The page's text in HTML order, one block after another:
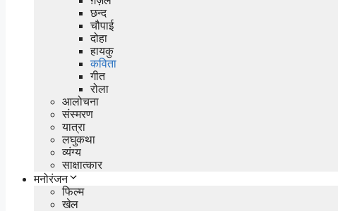
छन्द
चौपाई
दोहा
हायकु
कविता
गीत
रोला
आलोचना
संस्मरण
यात्रा
लघुकथा
व्यंग्य
साक्षात्कार
मनोरंजन
फिल्म
खेल